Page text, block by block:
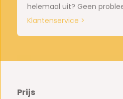
helemaal uit? Geen
Klantenservice >
Prijs